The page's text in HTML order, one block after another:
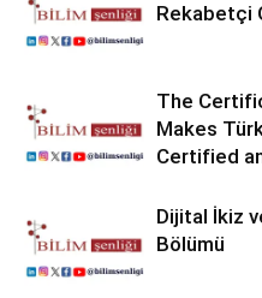
Rekabetçi
The
Makes
Certified
Dijital İkiz
Bölümü